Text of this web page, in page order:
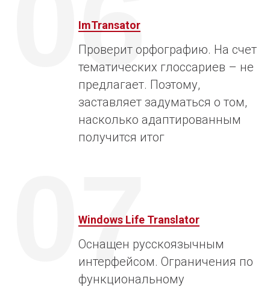
ImTransator
Проверит орфографию. На счет
тематических глоссариев – не
предлагает. Поэтому,
заставляет задуматься о том,
насколько адаптированным
получится итог
Windows Life Translator
Оснащен русскоязычным
интерфейсом. Ограничения по
функциональному
07